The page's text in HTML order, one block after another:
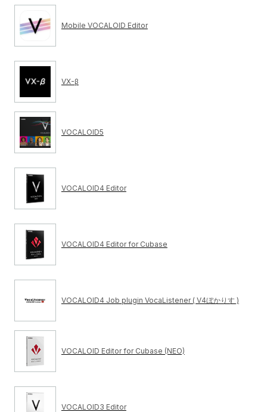
Mobile VOCALOID Editor
VX-β
VOCALOID5
VOCALOID4 Editor
VOCALOID4 Editor for Cubase
VOCALOID4 Job plugin VocaListener ( V4ぼかりす )
VOCALOID Editor for Cubase (NEO)
VOCALOID3 Editor